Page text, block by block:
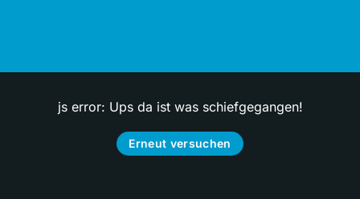
js error: Ups da ist was schiefgegangen!
Erneut versuchen